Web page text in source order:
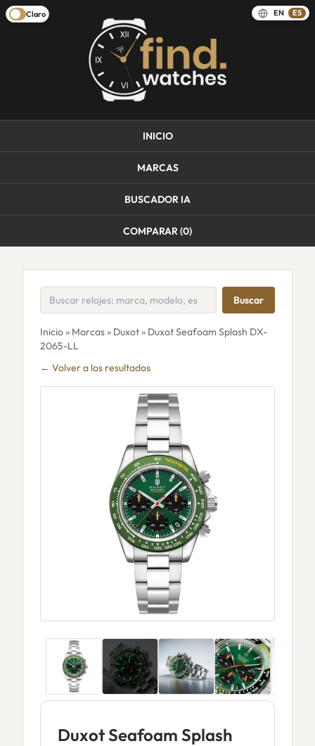
Claro EN ES
INICIO
MARCAS
BUSCADOR IA
COMPARAR (0)
Buscar
Inicio» Marcas» Duxot» Duxot Seafoam Splash DX-
2065-LL
← Volver a los resultados
Duxot Seafoam Splash